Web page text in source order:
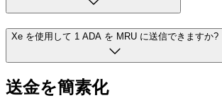
Xe を使用して 1 ADA を MRU に送信できますか?
送金を簡素化